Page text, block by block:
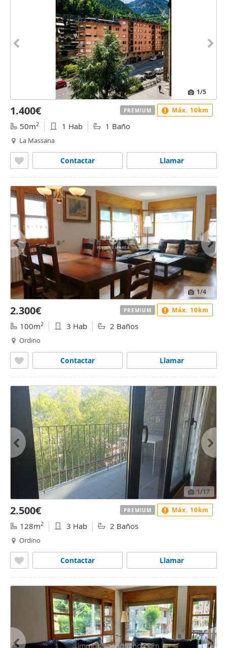
1/5
1.400€
50m2 1 Hab 1 Baño
La Massana
Llamar
Contactar
PREMIUM Máx. 10km
1/4
2.300€
100m2 3 Hab 2 Baños
Ordino
Llamar
Contactar
PREMIUM Máx. 10km
1/17
2.500€
128m2 3 Hab 2 Baños
Ordino
Llamar
Contactar
PREMIUM Máx. 10km